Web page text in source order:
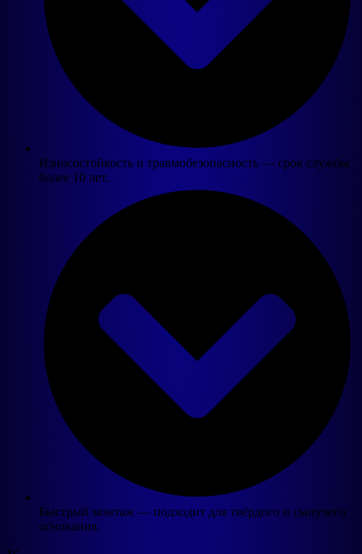
Износостойкость и травмобезопасность — срок службы
более 10 лет.
Быстрый монтаж — подходит для твёрдого и сыпучего
основания.